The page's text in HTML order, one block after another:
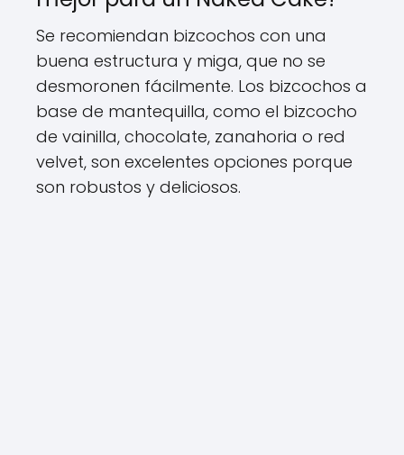
Se recomiendan bizcochos con una
buena estructura y miga, que no se
desmoronen fácilmente. Los bizcochos a
base de mantequilla, como el bizcocho
de vainilla, chocolate, zanahoria o red
velvet, son excelentes opciones porque
son robustos y deliciosos.